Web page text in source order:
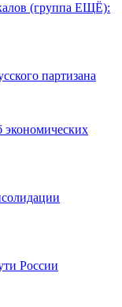
(группа ЕЩЁ):
партизана
России